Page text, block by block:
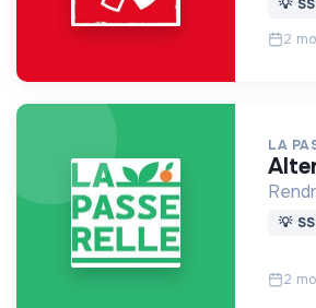
💡
2
LA
💡
2